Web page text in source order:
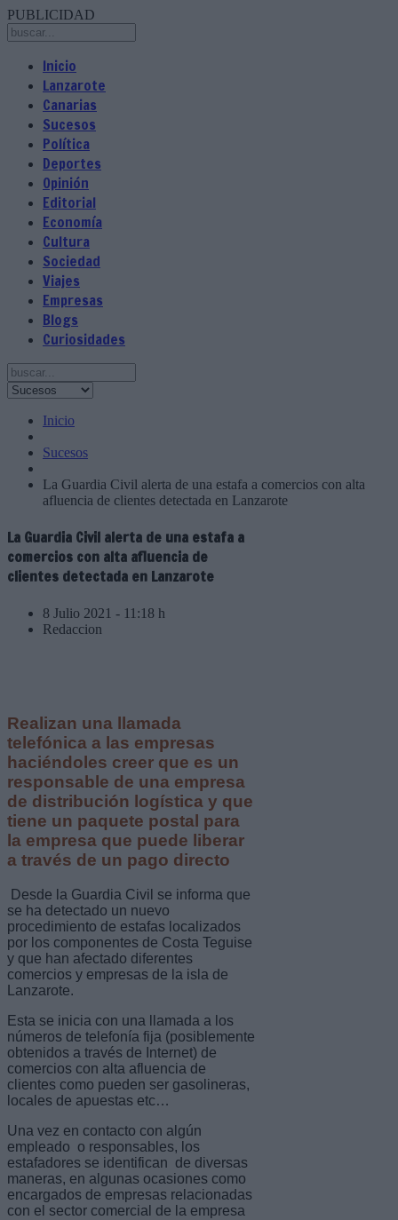
PUBLICIDAD
Inicio
Lanzarote
Canarias
Sucesos
Política
Deportes
Opinión
Editorial
Economía
Cultura
Sociedad
Viajes
Empresas
Blogs
Curiosidades
Inicio
Sucesos
La Guardia Civil alerta de una estafa a comercios con alta
afluencia de clientes detectada en Lanzarote
La Guardia Civil alerta de una estafa a
comercios con alta afluencia de
clientes detectada en Lanzarote
8 Julio 2021 - 11:18 h
Redaccion
Realizan una llamada
telefónica a las empresas
haciéndoles creer que es un
responsable de una empresa
de distribución logística y que
tiene un paquete postal para
la empresa que puede liberar
a través de un pago directo
Desde la Guardia Civil se informa que
se ha detectado un nuevo
procedimiento de estafas localizados
por los componentes de Costa Teguise
y que han afectado diferentes
comercios y empresas de la isla de
Lanzarote.
Esta se inicia con una llamada a los
números de telefonía fija (posiblemente
obtenidos a través de Internet) de
comercios con alta afluencia de
clientes como pueden ser gasolineras,
locales de apuestas etc…
Una vez en contacto con algún
empleado o responsables, los
estafadores se identifican de diversas
maneras, en algunas ocasiones como
encargados de empresas relacionadas
con el sector comercial de la empresa